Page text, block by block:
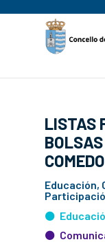
LISTAS
Educación,